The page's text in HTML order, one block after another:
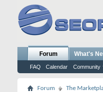
Forum
FAQ Calendar Community
What's
Forum The